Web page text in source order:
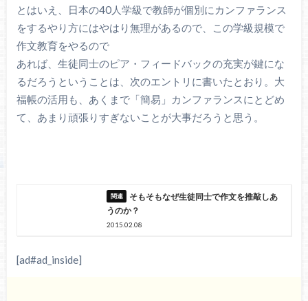
とはいえ、日本の40人学級で教師が個別にカンファランス
をするやり方にはやはり無理があるので、この学級規模で
作文教育をやるので
あれば、生徒同士のピア・フィードバックの充実が鍵にな
るだろうということは、次のエントリに書いたとおり。大
福帳の活用も、あくまで「簡易」カンファランスにとどめ
て、あまり頑張りすぎないことが大事だろうと思う。
そもそもなぜ生徒同士で作文を推敲しあ
うのか？
2015.02.08
[ad#ad_inside]